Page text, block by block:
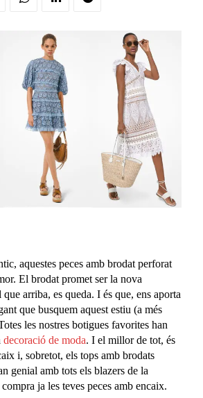
aquestes peces amb brodat perforat
El brodat promet ser la nova
arriba, es queda. I és que, ens aporta
que busquem aquest estiu (a més
les nostres botigues favorites han
decoració de moda. I el millor de tot, és
i, sobretot, els tops amb brodats
genial amb tots els blazers de la
ja les teves peces amb encaix.